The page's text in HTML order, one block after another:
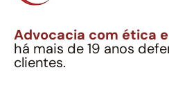
Advocacia com ética
há mais de 19 anos
clientes.